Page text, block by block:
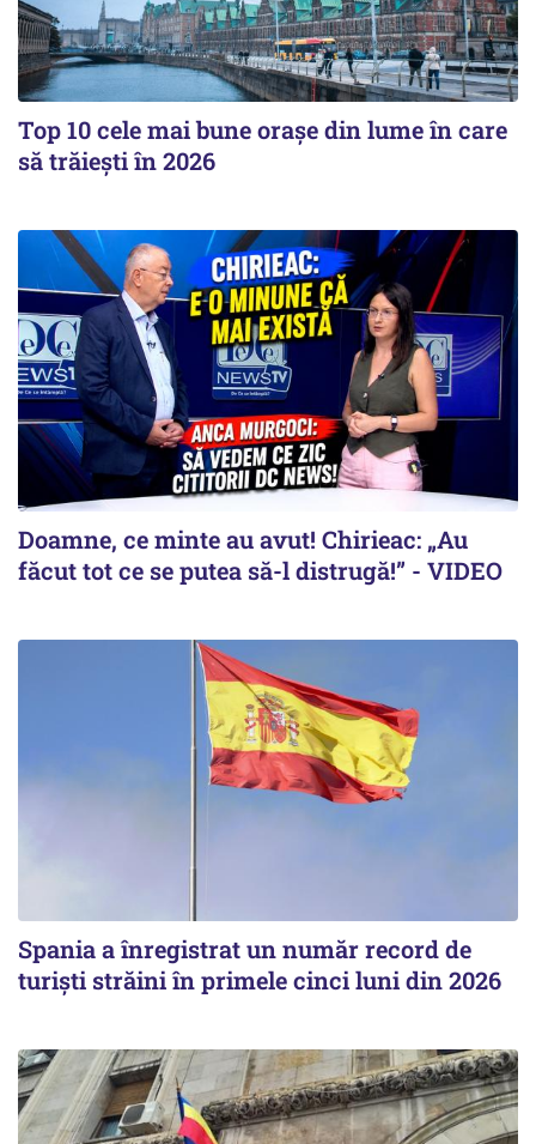
Top 10 cele mai bune orașe din lume în care
să trăiești în 2026
Doamne, ce minte au avut! Chirieac: „Au
făcut tot ce se putea să-l distrugă!” - VIDEO
Spania a înregistrat un număr record de
turiști străini în primele cinci luni din 2026